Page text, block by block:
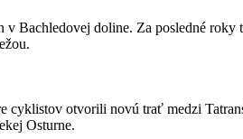
Bachledovej doline. Za posledné
cyklistov otvorili novú trať medzi
Osturne.